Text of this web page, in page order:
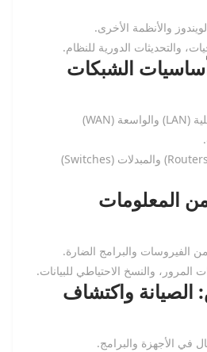
والأنظمة الأخرى.
والتحديثات الدورية للنظام.
الشبكات
مفاهيم الشبكات المحلية (LAN) والواسعة (WAN)
إعداد أجهزة التوجيه (Routers) والمبدلات (Switches)
المعلومات
الفيروسات والبرامج الضارة.
المرور، والنسخ الاحتياطي للبيانات.
واكتشاف
في الأجهزة والبرامج.